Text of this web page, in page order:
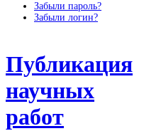
Забыли пароль?
Забыли логин?
Публикация
научных
работ